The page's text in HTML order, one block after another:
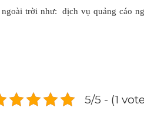
trời như: dịch vụ quảng cáo
5/5 - (1